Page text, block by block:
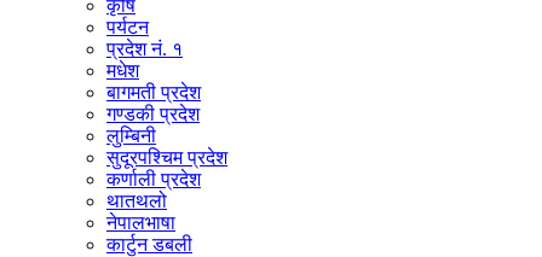
कृषि
पर्यटन
प्रदेश नं. १
मधेश
बागमती प्रदेश
गण्डकी प्रदेश
लुम्बिनी
सुदूरपश्चिम प्रदेश
कर्णाली प्रदेश
थातथलो
नेपालभाषा
कार्टुन डबली